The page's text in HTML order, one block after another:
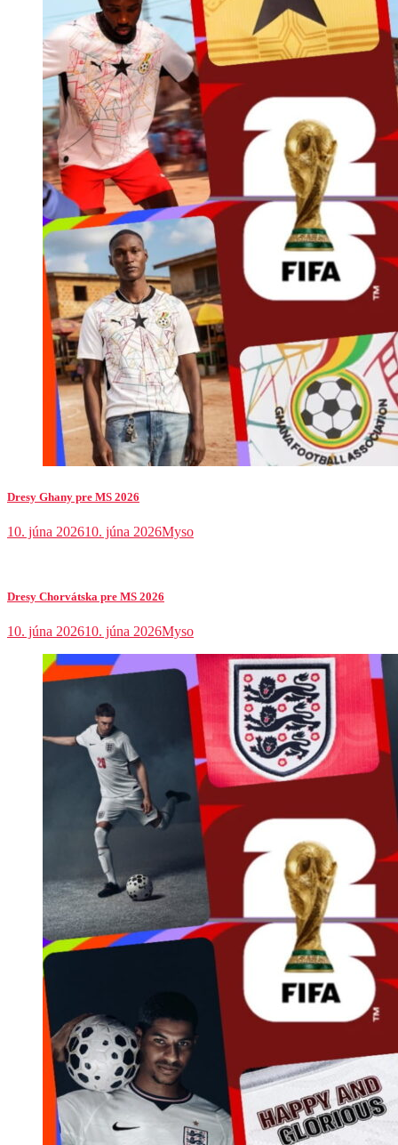
Dresy Ghany pre MS 2026
10. júna 202610. júna 2026Myso
Dresy Chorvátska pre MS 2026
10. júna 202610. júna 2026Myso